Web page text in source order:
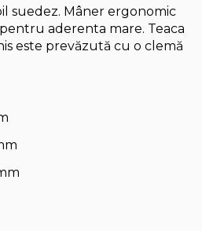
suedez. Mâner ergonomic
aderenta mare. Teaca
este prevăzută cu o clemă